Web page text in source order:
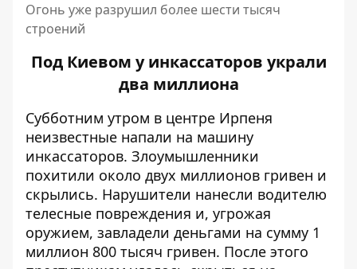
Огонь уже разрушил более шести тысяч
строений
Под Киевом у инкассаторов украли
два миллиона
Субботним утром в центре Ирпеня
неизвестные напали на машину
инкассаторов. Злоумышленники
похитили около двух миллионов гривен и
скрылись. Нарушители нанесли водителю
телесные повреждения и, угрожая
оружием, завладели деньгами на сумму 1
миллион 800 тысяч гривен. После этого